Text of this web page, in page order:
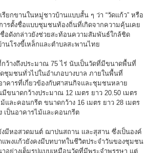
ยกขานในหมู่ชาวบ้านแบบสั้น ๆ ว่า “วัดแก้ว” หรือ
ารตั้งชื่อแบบชุมชนท้องถิ่นที่เกิดจากความคุ้นเคย
อดังกล่าวยังช่วยสะท้อนความสัมพันธ์ใกล้ชิด
นโรงขี้เหล็กและตำบลสะพานไทย
ว้างถึงประมาณ 75 ไร่ นับเป็นวัดที่มีขนาดพื้นที่
ชุมชนทั่วไปในอำเภอบางบาล ภายในพื้นที่
าคารที่เกี่ยวข้องกับศาสนกิจและชุมชนหลาย
ขนาดกว้างประมาณ 12 เมตร ยาว 20.50 เมตร
และคอนกรีต ขนาดกว้าง 16 เมตร ยาว 28 เมตร
เป็นอาคารไม้และคอนกรีต
มีหอสวดมนต์ ฌาปนสถาน และสุสาน ซึ่งเป็นองค์
พงแก้วยังคงมีบทบาทในชีวิตประจำวันของชุมชน
อย่างเต็มรูปแบบเหมือนวัดที่มีพระจำพรรษา แต่